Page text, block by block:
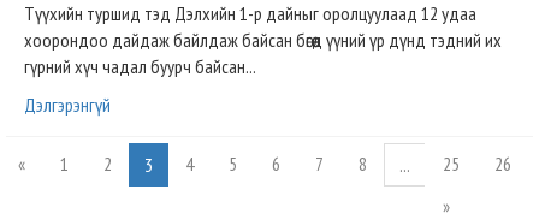
Түүхийн туршид тэд Дэлхийн 1-р дайныг оролцуулаад 12 удаа
хоорондоо дайдаж байлдаж байсан бөгөөд үүний үр дүнд тэдний их
гүрний хүч чадал буурч байсан...
Дэлгэрэнгүй
« 1 2 3 4 5 6 7 8 ... 25
26
»